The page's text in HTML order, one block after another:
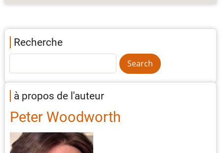
Recherche
à propos de l'auteur
Peter Woodworth